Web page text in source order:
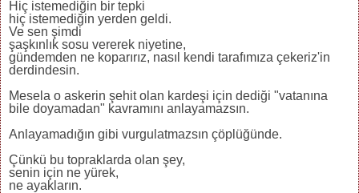
Hiç istemediğin bir tepki
hiç istemediğin yerden geldi.
Ve sen şimdi
şaşkınlık sosu vererek niyetine,
gündemden ne koparırız, nasıl kendi tarafımıza çekeriz'in
derdindesin.
Mesela o askerin şehit olan kardeşi için dediği "vatanına
bile doyamadan" kavramını anlayamazsın.
Anlayamadığın gibi vurgulatmazsın çöplüğünde.
Çünkü bu topraklarda olan şey,
senin için ne yürek,
ne ayakların.